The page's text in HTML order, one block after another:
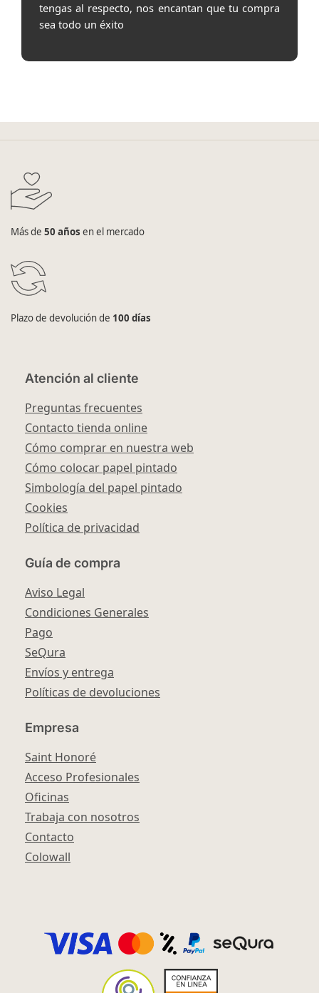
tengas al respecto, nos encantan que tu compra
sea todo un éxito
Más de 50 años en el mercado
Plazo de devolución de 100 días
Atención al cliente
Preguntas frecuentes
Contacto tienda online
Cómo comprar en nuestra web
Cómo colocar papel pintado
Simbología del papel pintado
Cookies
Política de privacidad
Guía de compra
Aviso Legal
Condiciones Generales
Pago
SeQura
Envíos y entrega
Políticas de devoluciones
Empresa
Saint Honoré
Acceso Profesionales
Oficinas
Trabaja con nosotros
Contacto
Colowall